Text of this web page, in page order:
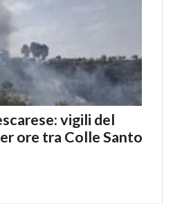
vigili del
ore tra Colle Santo